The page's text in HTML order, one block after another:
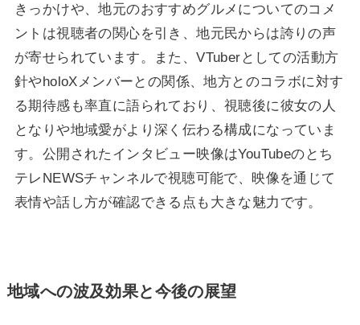
きっかけや、地元のおすすめグルメについてのコメ
ントは視聴者の関心を引き、地元民からは誇りの声
が寄せられています。また、VTuberとしての活動方
針やholoXメンバーとの関係、地方とのコラボに対す
る期待感も率直に語られており、視聴後に彼女の人
となりや地域愛がより深く伝わる構成になっていま
す。公開されたインタビュー映像はYouTubeのとち
テレNEWSチャンネルで視聴可能で、映像を通じて
表情や話し方が確認できる点も大きな魅力です。
地域への波及効果と今後の展望